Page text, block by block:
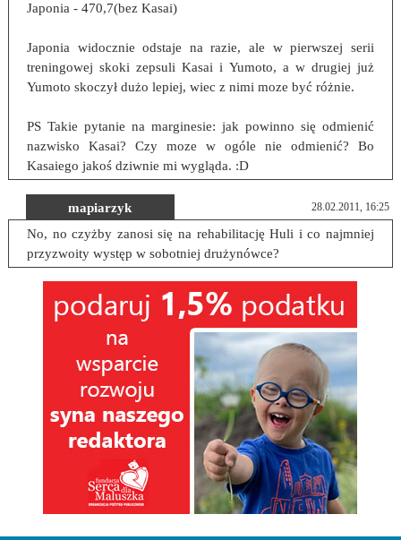
Japonia - 470,7(bez Kasai)
Japonia widocznie odstaje na razie, ale w pierwszej serii
treningowej skoki zepsuli Kasai i Yumoto, a w drugiej już
Yumoto skoczył dużo lepiej, wiec z nimi moze być różnie.
PS Takie pytanie na marginesie: jak powinno się odmienić
nazwisko Kasai? Czy moze w ogóle nie odmienić? Bo
Kasaiego jakoś dziwnie mi wygląda. :D
mapiarzyk 28.02.2011, 16:25
No, no czyżby zanosi się na rehabilitację Huli i co najmniej
przyzwoity występ w sobotniej drużynówce?